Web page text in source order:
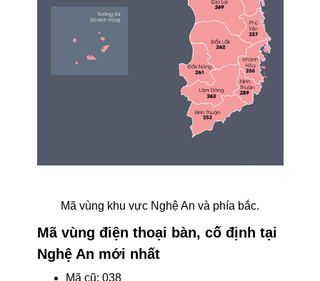
Mã vùng khu vực Nghệ An và phía bắc.
Mã vùng điện thoại bàn, cố định tại
Nghệ An mới nhất
Mã cũ: 038